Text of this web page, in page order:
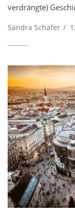
verdrängte)
Sandra Schäfer /